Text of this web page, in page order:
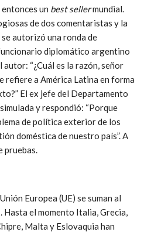
entonces un best sellermundial.
de dos comentaristas y la
autorizó una ronda de
diplomático argentino
“¿Cuál es la razón, señor
refiere a América Latina en forma
El ex jefe del Departamento
y respondió: “Porque
de política exterior de los
doméstica de nuestro país”. A
Europea (UE) se suman al
el momento Italia, Grecia,
Malta y Eslovaquia han